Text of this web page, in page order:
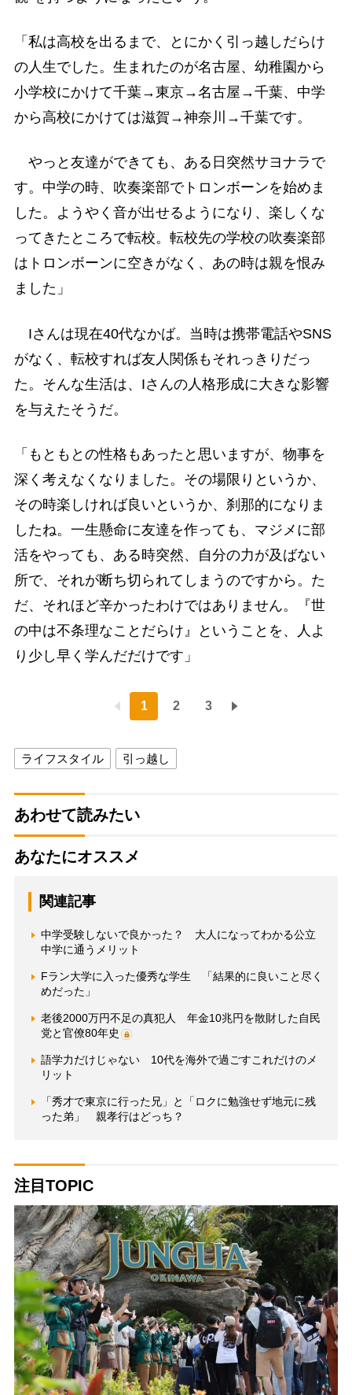
「私は高校を出るまで、とにかく引っ越しだらけ
の人生でした。生まれたのが名古屋、幼稚園から
小学校にかけて千葉→東京→名古屋→千葉、中学
から高校にかけては滋賀→神奈川→千葉です。
やっと友達ができても、ある日突然サヨナラで
す。中学の時、吹奏楽部でトロンボーンを始めま
した。ようやく音が出せるようになり、楽しくな
ってきたところで転校。転校先の学校の吹奏楽部
はトロンボーンに空きがなく、あの時は親を恨み
ました」
Iさんは現在40代なかば。当時は携帯電話やSNS
がなく、転校すれば友人関係もそれっきりだっ
た。そんな生活は、Iさんの人格形成に大きな影響
を与えたそうだ。
「もともとの性格もあったと思いますが、物事を
深く考えなくなりました。その場限りというか、
その時楽しければ良いというか、刹那的になりま
したね。一生懸命に友達を作っても、マジメに部
活をやっても、ある時突然、自分の力が及ばない
所で、それが断ち切られてしまうのですから。た
だ、それほど辛かったわけではありません。『世
の中は不条理なことだらけ』ということを、人よ
り少し早く学んだだけです」
1 2 3
ライフスタイル 引っ越し
あわせて読みたい
あなたにオススメ
関連記事
中学受験しないで良かった？ 大人になってわかる公立
中学に通うメリット
Fラン大学に入った優秀な学生 「結果的に良いこと尽く
めだった」
老後2000万円不足の真犯人 年金10兆円を散財した自民
党と官僚80年史
語学力だけじゃない 10代を海外で過ごすこれだけのメ
リット
「秀才で東京に行った兄」と「ロクに勉強せず地元に残
った弟」 親孝行はどっち？
注目TOPIC